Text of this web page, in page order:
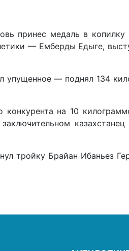
принес медаль в копилку
— Емберды Едыге,
упущенное — поднял 134
на 10
казахстанец
тройку Брайан Ибаньез